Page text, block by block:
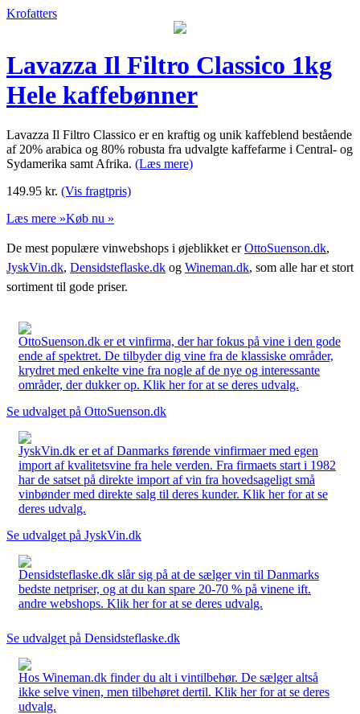
Krofatters
Lavazza Il Filtro Classico 1kg
Hele kaffebønner
Lavazza Il Filtro Classico er en kraftig og unik kaffeblend bestående
af 20% arabica og 80% robusta fra udvalgte kaffefarme i Central- og
Sydamerika samt Afrika. (Læs mere)
149.95 kr. (Vis fragtpris)
Læs mere »Køb nu »
De mest populære vinwebshops i øjeblikket erOttoSuenson.dk,
JyskVin.dk, Densidsteflaske.dk og Wineman.dk, som alle har et stort
sortiment til gode priser.
OttoSuenson.dk er et vinfirma, der har fokus på vine i den gode
ende af spektret. De tilbyder dig vine fra de klassiske områder,
krydret med enkelte vine fra nogle af de nye og interessante
områder, der dukker op. Klik her for at se deres udvalg.
Se udvalget på OttoSuenson.dk
JyskVin.dk er et af Danmarks førende vinfirmaer med egen
import af kvalitetsvine fra hele verden. Fra firmaets start i 1982
har de satset på direkte import af vin fra hovedsageligt små
vinbønder med direkte salg til deres kunder. Klik her for at se
deres udvalg.
Se udvalget på JyskVin.dk
Densidsteflaske.dk slår sig på at de sælger vin til Danmarks
bedste netpriser, og at du kan spare 20-70 % på vinene ift.
andre webshops. Klik her for at se deres udvalg.
Se udvalget på Densidsteflaske.dk
Hos Wineman.dk finder du alt i vintilbehør. De sælger altså
ikke selve vinen, men tilbehøret dertil. Klik her for at se deres
udvalg.